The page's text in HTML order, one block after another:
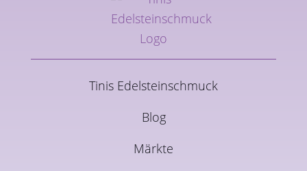
Tinis Edelsteinschmuck
Blog
Märkte